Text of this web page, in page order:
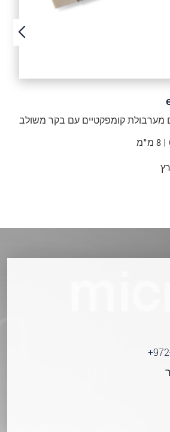
מערבולת קומפקטיים עם בקר משולב